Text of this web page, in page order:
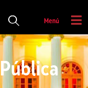
Menú